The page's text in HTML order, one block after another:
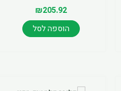
₪205.92
הוספה לסל